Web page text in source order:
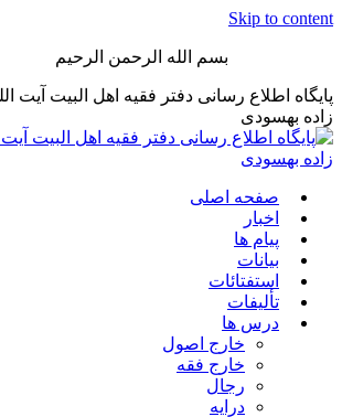
Skip to content
بسم الله الرحمن الرحیم
پایگاه اطلاع رسانی دفتر فقیه اهل البیت آیت
زاده بهسودی
صفحه اصلی
اخبار
پیام ها
بیانات
استفتائات
تألیفات
درس ها
خارج اصول
خارج فقه
رجال
درایه